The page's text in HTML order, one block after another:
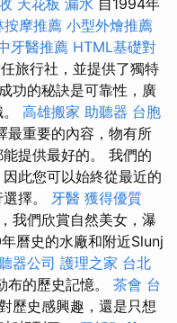
天花板 漏水 自1994年
按摩推薦 小型外燴推薦
牙醫推薦 HTML基礎對
旅行社，並提供了獨特
功的秘訣是可靠性，廣
高雄搬家 助聽器 台胞
最重要的內容，物有所
提供最好的。 我們的
此您可以始終從最近的
擇。 牙醫 獲得優質
我們欣賞自然美女，瀑
曆史的水廠和附近Slunj
器公司 護理之家 台北
布的歷史記憶。 茶會 台
歷史感興趣，還是只想